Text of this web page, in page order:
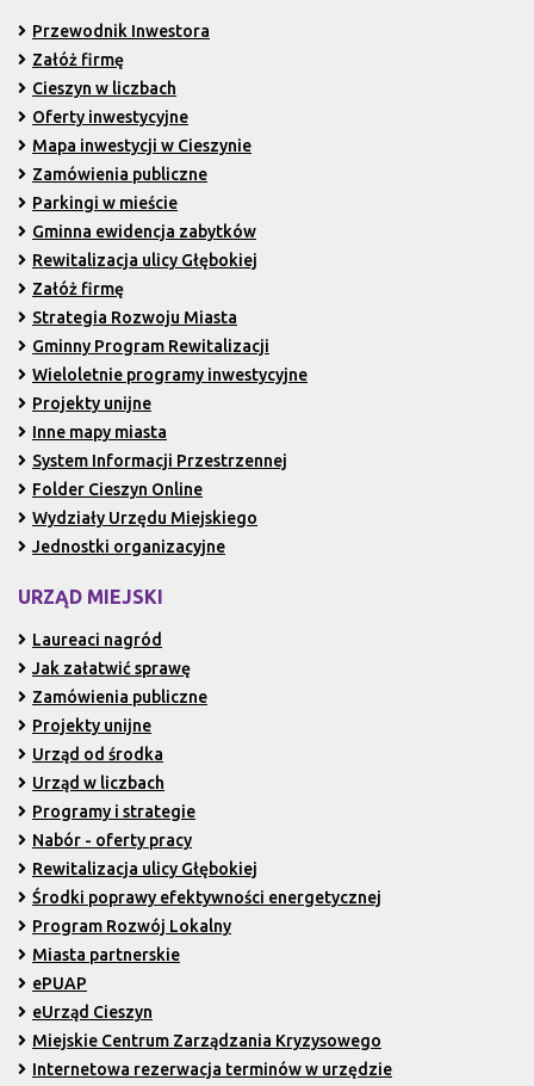
Przewodnik Inwestora
Załóż firmę
Cieszyn w liczbach
Oferty inwestycyjne
Mapa inwestycji w Cieszynie
Zamówienia publiczne
Parkingi w mieście
Gminna ewidencja zabytków
Rewitalizacja ulicy Głębokiej
Załóż firmę
Strategia Rozwoju Miasta
Gminny Program Rewitalizacji
Wieloletnie programy inwestycyjne
Projekty unijne
Inne mapy miasta
System Informacji Przestrzennej
Folder Cieszyn Online
Wydziały Urzędu Miejskiego
Jednostki organizacyjne
URZĄD MIEJSKI
Laureaci nagród
Jak załatwić sprawę
Zamówienia publiczne
Projekty unijne
Urząd od środka
Urząd w liczbach
Programy i strategie
Nabór - oferty pracy
Rewitalizacja ulicy Głębokiej
Środki poprawy efektywności energetycznej
Program Rozwój Lokalny
Miasta partnerskie
ePUAP
eUrząd Cieszyn
Miejskie Centrum Zarządzania Kryzysowego
Internetowa rezerwacja terminów w urzędzie